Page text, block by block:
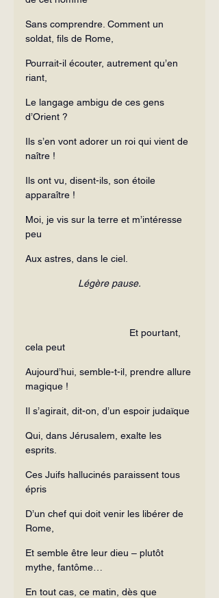
Sans comprendre. Comment un
soldat, fils de Rome,
Pourrait-il écouter, autrement qu’en
riant,
Le langage ambigu de ces gens
d’Orient ?
Ils s’en vont adorer un roi qui vient de
naître !
Ils ont vu, disent-ils, son étoile
apparaître !
Moi, je vis sur la terre et m’intéresse
peu
Aux astres, dans le ciel.
Légère pause.
Et pourtant,
cela peut
Aujourd’hui, semble-t-il, prendre allure
magique !
Il s’agirait, dit-on, d’un espoir judaïque
Qui, dans Jérusalem, exalte les
esprits.
Ces Juifs hallucinés paraissent tous
épris
D’un chef qui doit venir les libérer de
Rome,
Et semble être leur dieu – plutôt
mythe, fantôme…
En tout cas, ce matin, dès que